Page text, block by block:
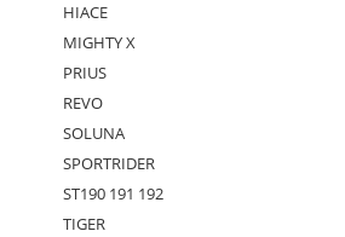
HIACE
MIGHTY X
PRIUS
REVO
SOLUNA
SPORTRIDER
ST190 191 192
TIGER